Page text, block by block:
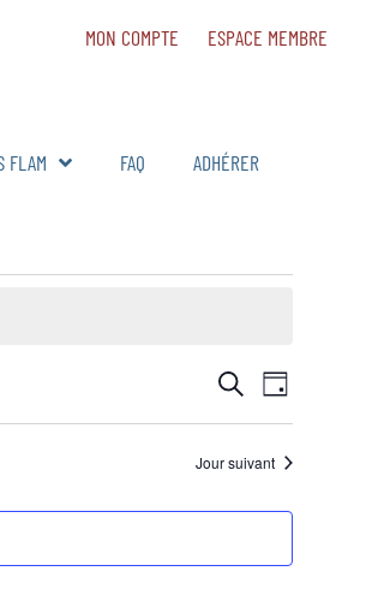
MON COMPTE ESPACE MEMBRE
FLAM FAQ ADHÉRER
ET
DE
VUES
Recherche
de
vues
Jour
Jour suivant